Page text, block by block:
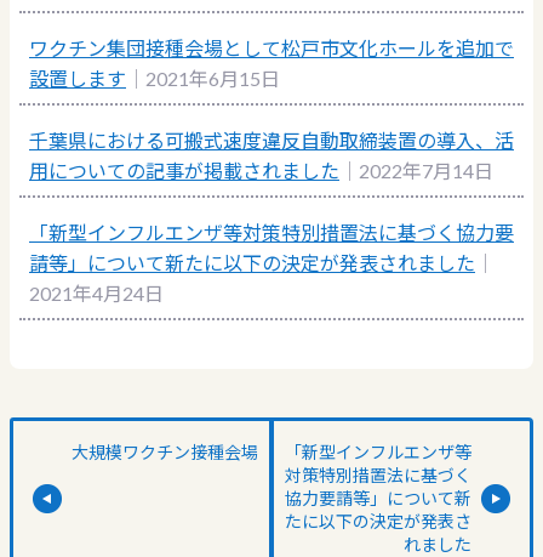
ワクチン集団接種会場として松戸市文化ホールを追加で
設置します ｜2021年6月15日
千葉県における可搬式速度違反自動取締装置の導入、活
用についての記事が掲載されました ｜2022年7月14日
「新型インフルエンザ等対策特別措置法に基づく協力要
請等」について新たに以下の決定が発表されました
2021年4月24日
大規模ワクチン接種会場
「新型インフルエンザ等
対策特別措置法に基づく
協力要請等」について新
たに以下の決定が発表さ
れました